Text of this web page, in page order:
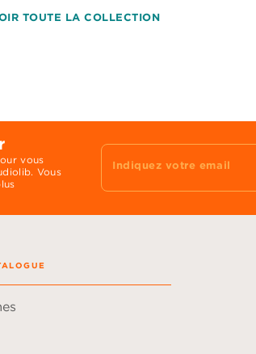
TOUTE LA COLLECTION
vous
Vous
Indiquez votre email